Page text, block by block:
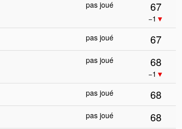
pas joué 67
−1 ▼
pas joué 67
pas joué 68
−1 ▼
pas joué 68
pas joué 68